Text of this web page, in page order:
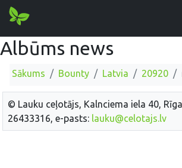
Albūms news
Sākums Bounty Latvia 20920
© Lauku ceļotājs, Kalnciema iela 40,
26433316, e-pasts: lauku@celotajs.lv